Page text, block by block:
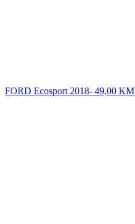
FORD Ecosport 2018- 49,00 KM